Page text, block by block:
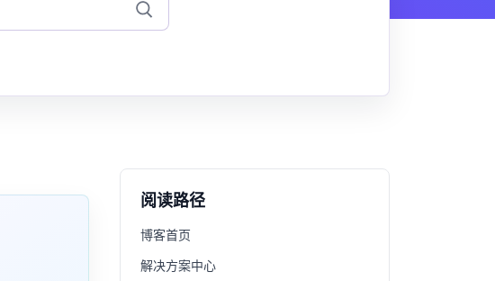
阅读路径
博客首页
解决方案中心